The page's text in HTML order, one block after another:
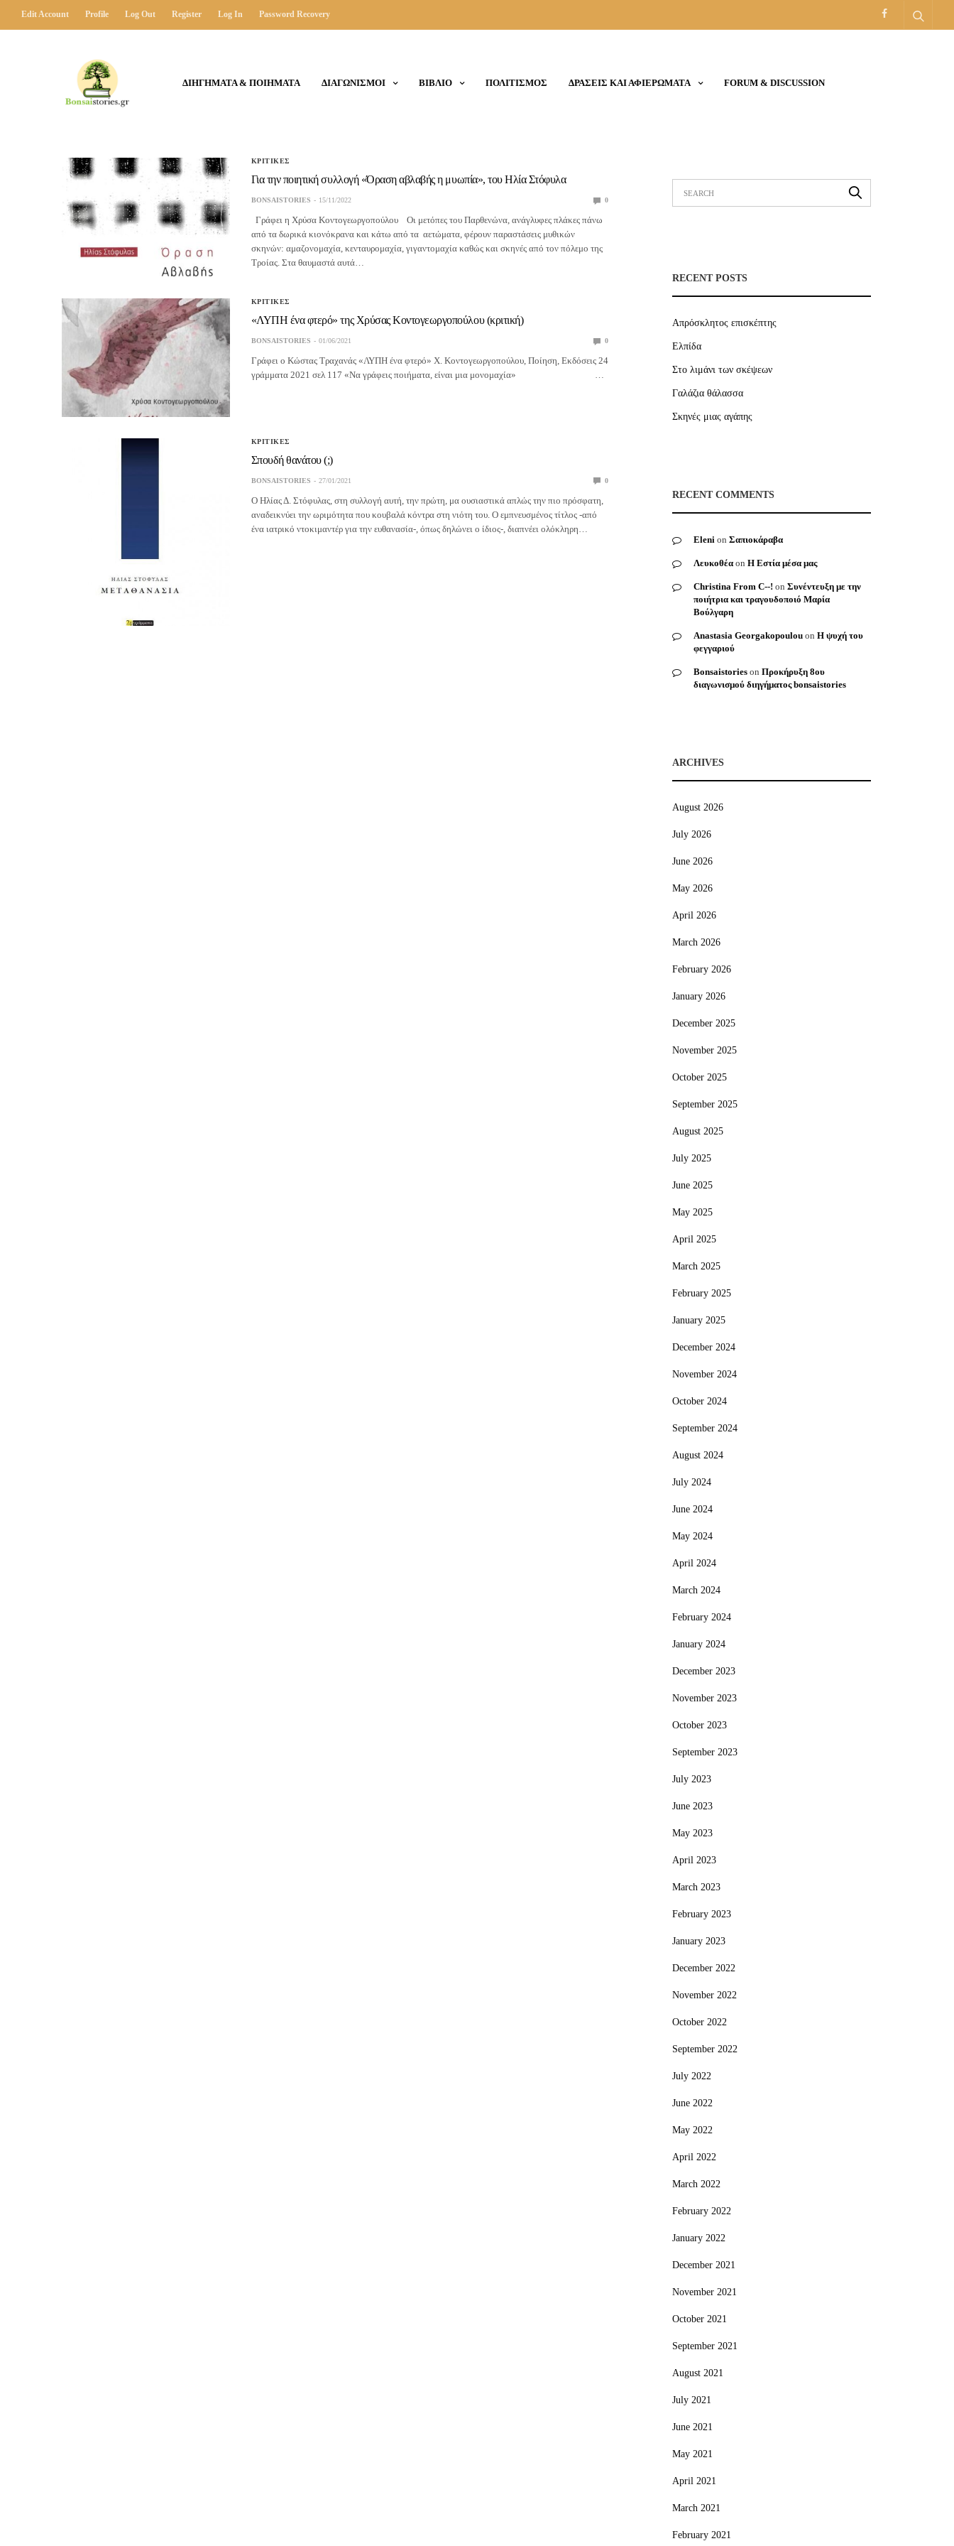
Edit Account Profile Log Out Register Log In Password Recovery
ΔΙΗΓΗΜΑΤΑ & ΠΟΙΗΜΑΤΑ ΔΙΑΓΩΝΙΣΜΟΙ ΒΙΒΛΙΟ ΠΟΛΙΤΙΣΜΟΣ ΔΡΑΣΕΙΣ ΚΑΙ ΑΦΙΕΡΩΜΑΤΑ FORUM & DISCUSSION
ΚΡΙΤΙΚΕΣ
Για την ποιητική συλλογή «Όραση αβλαβής η μυωπία», του Ηλία Στόφυλα
BONSAISTORIES 15/11/2022 0
Γράφει η Χρύσα Κοντογεωργοπούλου Οι μετόπες του Παρθενώνα, ανάγλυφες πλάκες πάνω
από τα δωρικά κιονόκρανα και κάτω από τα αετώματα, φέρουν παραστάσεις μυθικών
σκηνών: αμαζονομαχία, κενταυρομαχία, γιγαντομαχία καθώς και σκηνές από τον πόλεμο της
Τροίας. Στα θαυμαστά αυτά…
ΚΡΙΤΙΚΕΣ
«ΛΥΠΗ ένα φτερό» της Χρύσας Κοντογεωργοπούλου (κριτική)
BONSAISTORIES 01/06/2021 0
Γράφει ο Κώστας Τραχανάς «ΛΥΠΗ ένα φτερό» Χ. Κοντογεωργοπούλου, Ποίηση, Εκδόσεις 24
γράμματα 2021 σελ 117 «Να γράφεις ποιήματα, είναι μια μονομαχία» …
ΚΡΙΤΙΚΕΣ
Σπουδή θανάτου (;)
BONSAISTORIES 27/01/2021 0
Ο Ηλίας Δ. Στόφυλας, στη συλλογή αυτή, την πρώτη, μα ουσιαστικά απλώς την πιο πρόσφατη,
αναδεικνύει την ωριμότητα που κουβαλά κόντρα στη νιότη του. Ο εμπνευσμένος τίτλος -από
ένα ιατρικό ντοκιμαντέρ για την ευθανασία-, όπως δηλώνει ο ίδιος-, διαπνέει ολόκληρη…
RECENT POSTS
Απρόσκλητος επισκέπτης
Ελπίδα
Στο λιμάνι των σκέψεων
Γαλάζια θάλασσα
Σκηνές μιας αγάπης
RECENT COMMENTS
Eleni on Σαπιοκάραβα
Λευκοθέα on Η Εστία μέσα μας
Christina From C--! on Συνέντευξη με την
ποιήτρια και τραγουδοποιό Μαρία
Βούλγαρη
Anastasia Georgakopoulou on Η ψυχή του
φεγγαριού
Bonsaistories on Προκήρυξη 8ου
διαγωνισμού διηγήματος bonsaistories
ARCHIVES
August 2026
July 2026
June 2026
May 2026
April 2026
March 2026
February 2026
January 2026
December 2025
November 2025
October 2025
September 2025
August 2025
July 2025
June 2025
May 2025
April 2025
March 2025
February 2025
January 2025
December 2024
November 2024
October 2024
September 2024
August 2024
July 2024
June 2024
May 2024
April 2024
March 2024
February 2024
January 2024
December 2023
November 2023
October 2023
September 2023
July 2023
June 2023
May 2023
April 2023
March 2023
February 2023
January 2023
December 2022
November 2022
October 2022
September 2022
July 2022
June 2022
May 2022
April 2022
March 2022
February 2022
January 2022
December 2021
November 2021
October 2021
September 2021
August 2021
July 2021
June 2021
May 2021
April 2021
March 2021
February 2021